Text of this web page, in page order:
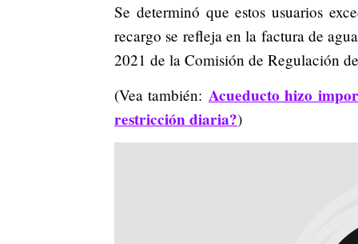
Se determinó que estos usuarios
recargo se refleja en la factura de
2021 de la Comisión de Regulación
(Vea también: Acueducto hizo
restricción diaria?)